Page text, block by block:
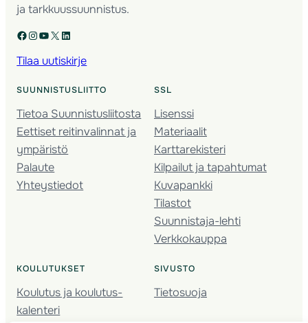
ja tarkkuussuunnistus.
Facebook Instagram YouTube X LinkedIn
Tilaa uutiskirje
SUUNNISTUSLIITTO
Tietoa Suunnistusliitosta
Eettiset reitinvalinnat ja
ympäristö
Palaute
Yhteystiedot
SSL
Lisenssi
Materiaalit
Karttarekisteri
Kilpailut ja tapahtumat
Kuvapankki
Tilastot
Suunnistaja-lehti
Verkkokauppa
KOULUTUKSET
Koulutus ja koulutus­
kalenteri
SIVUSTO
Tietosuoja